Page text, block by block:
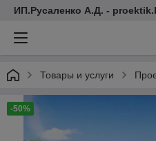
ИП.Русаленко А.Д. -
Товары и услуги
-50%